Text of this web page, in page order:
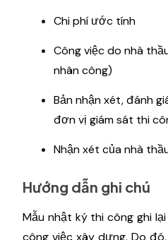
Chi phí ước tính
Công việc do nhà
nhân công)
Bản nhận xét, đánh
đơn vị giám sát thi
Nhận xét của nhà
Hướng dẫn ghi chú
Mẫu nhật ký thi công ghi